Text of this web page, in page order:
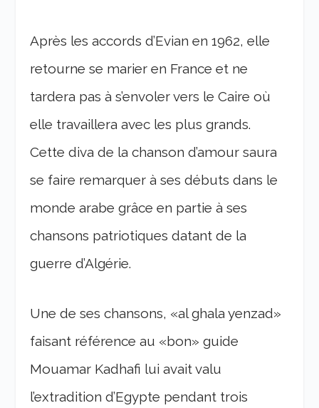
Après les accords d’Evian en 1962, elle
retourne se marier en France et ne
tardera pas à s’envoler vers le Caire où
elle travaillera avec les plus grands.
Cette diva de la chanson d’amour saura
se faire remarquer à ses débuts dans le
monde arabe grâce en partie à ses
chansons patriotiques datant de la
guerre d’Algérie.
Une de ses chansons, «al ghala yenzad»
faisant référence au «bon» guide
Mouamar Kadhafi lui avait valu
l’extradition d’Egypte pendant trois